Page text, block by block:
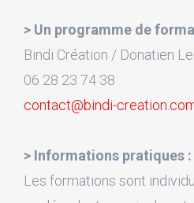
> Un programme de
Bindi Création / Donatien
06 28 23 74 38
contact@bindi-
> Informations pratiques :
Les formations sont